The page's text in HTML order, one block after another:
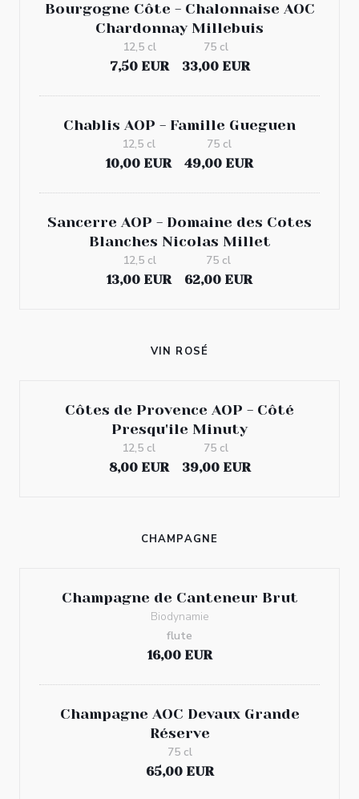
Bourgogne Côte - Chalonnaise AOC
Chardonnay Millebuis
7,50 EUR
12,5 cl
33,00 EUR
75 cl
Chablis AOP - Famille Gueguen
10,00 EUR
12,5 cl
49,00 EUR
75 cl
Sancerre AOP - Domaine des Cotes
Blanches Nicolas Millet
13,00 EUR
12,5 cl
62,00 EUR
75 cl
VIN ROSÉ
Côtes de Provence AOP - Côté
Presqu'ile Minuty
8,00 EUR
12,5 cl
39,00 EUR
75 cl
CHAMPAGNE
Champagne de Canteneur Brut
Biodynamie
16,00 EUR
flute
Champagne AOC Devaux Grande
Réserve
65,00 EUR
75 cl